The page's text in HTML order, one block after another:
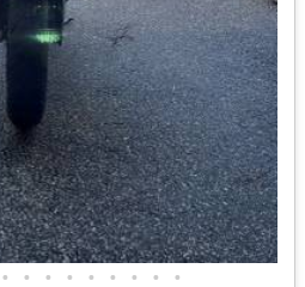
• • • • • • • • •